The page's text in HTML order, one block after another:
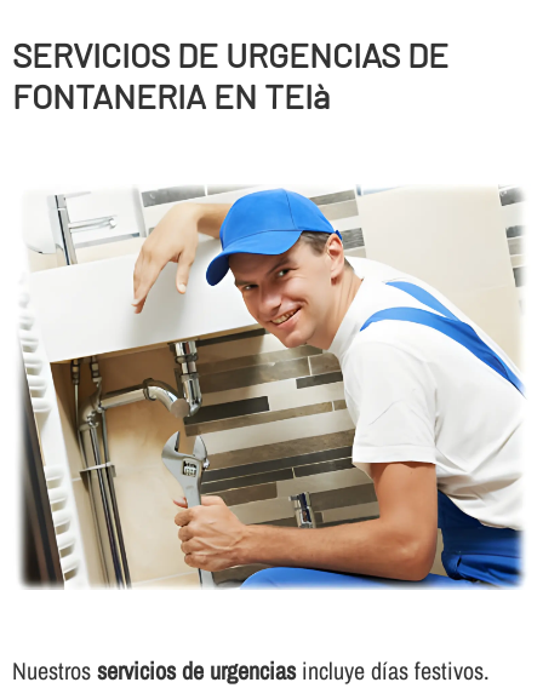
SERVICIOS DE URGENCIAS DE
FONTANERIA EN TEIà
Nuestrosservicios de urgenciasincluye dí­as festivos.